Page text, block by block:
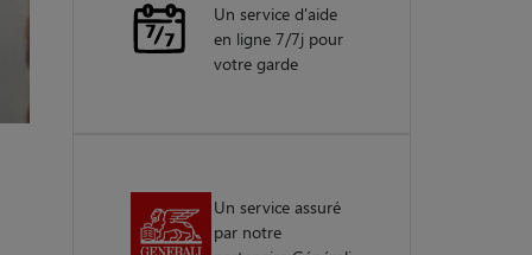
Un service d'aide
en ligne 7/7j pour
votre garde
Un service assuré
par notre